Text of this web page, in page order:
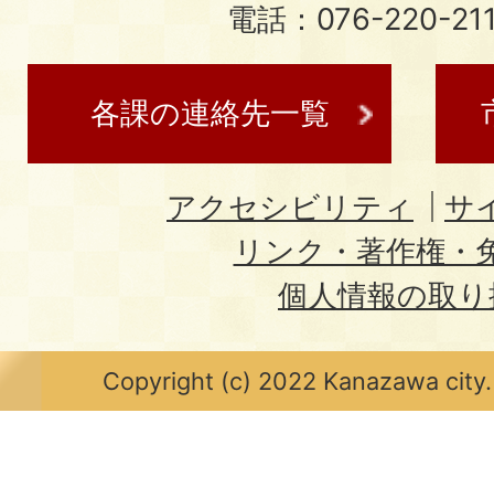
電話：076-220-
各課の連絡先一覧
アクセシビリティ
サ
リンク・著作権・
個人情報の取
Copyright (c) 2022 Kanazawa